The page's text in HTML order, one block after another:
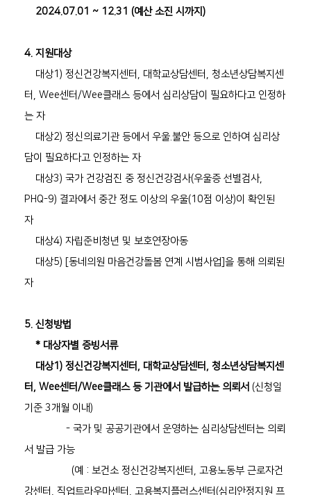
2024.07.01 ~ 12.31 (예산 소진 시까지)
4. 지원대상
대상1) 정신건강복지센터, 대학교상담센터, 청소년상담복지센
터, Wee센터/Wee클래스 등에서 심리상담이 필요하다고 인정하
는 자
대상2) 정신의료기관 등에서 우울.불안 등으로 인하여 심리상
담이 필요하다고 인정하는 자
대상3) 국가 건강검진 중 정신건강검사(우울증 선별검사,
PHQ-9) 결과에서 중간 정도 이상의 우울(10점 이상)이 확인된
자
대상4) 자립준비청년 및 보호연장아동
대상5) [동네의원 마음건강돌봄 연계 시범사업]을 통해 의뢰된
자
5. 신청방법
* 대상자별 증빙서류
대상1)정신건강복지센터, 대학교상담센터, 청소년상담복지센
터, Wee센터/Wee클래스 등 기관에서 발급하는 의뢰서 (신청일
기준 3개월 이내)
- 국가 및 공공기관에서 운영하는 심리상담센터는 의뢰
서 발급 가능
(예 : 보건소 정신건강복지센터, 고용노동부 근로자건
강센터, 직업트라우마센터, 고용복지플러스센터(심리안정지원 프